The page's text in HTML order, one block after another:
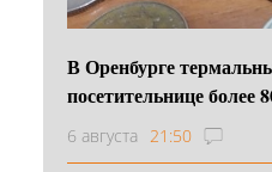
В Оренбурге
посетительнице более
6 августа 21:50